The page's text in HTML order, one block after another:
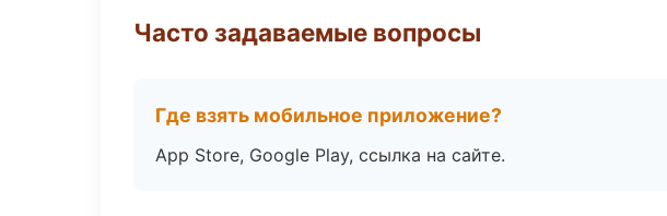
Часто задаваемые вопросы
Где взять мобильное приложение?
App Store, Google Play, ссылка на сайте.